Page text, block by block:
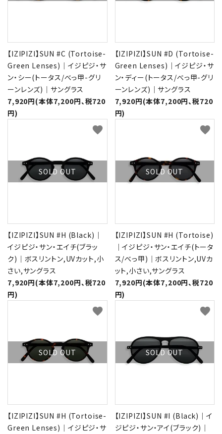
【IZIPIZI】SUN #C (Tortoise-
Green Lenses)｜イジピジ・サ
ン・シー(トータス/べっ甲-グリ
ーンレンズ)｜サングラス
7,920円(本体7,200円、税720
円)
【IZIPIZI】SUN #D (Tortoise-
Green Lenses)｜イジピジ・サ
ン・ディー(トータス/べっ甲-グリ
ーンレンズ)｜サングラス
7,920円(本体7,200円、税720
円)
SOLD OUT
【IZIPIZI】SUN #H (Black)｜
イジピジ・サン・エイチ(ブラッ
ク)｜ボスリントン,UVカット,小
さい,サングラス
7,920円(本体7,200円、税720
円)
favorite
SOLD OUT
【IZIPIZI】SUN #H (Tortoise)
｜イジピジ・サン・エイチ(トータ
ス/べっ甲)｜ボスリントン,UVカ
ット,小さい,サングラス
7,920円(本体7,200円、税720
円)
favorite
SOLD OUT
【IZIPIZI】SUN #H (Tortoise-
Green Lenses)｜イジピジ・サ
favorite
SOLD OUT
【IZIPIZI】SUN #I (Black)｜イ
ジピジ・サン・アイ(ブラック)｜
favorite